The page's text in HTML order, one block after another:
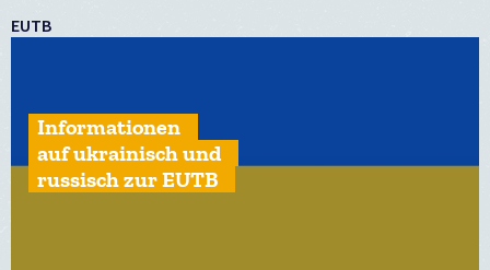
EUTB
Informationen
auf ukrainisch und
russisch zur EUTB